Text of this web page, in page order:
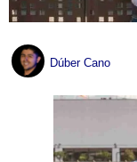
Dúber Cano